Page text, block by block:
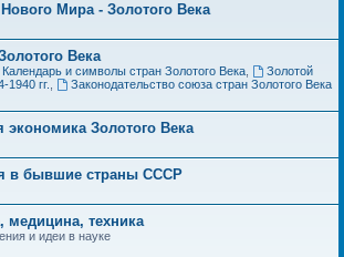
Мира - Золотого Века
Века
Календарь и символы стран Золотого Века,
Золотой
1940 гг.
Законодательство союза стран Золотого Века
экономика Золотого Века
в бывшие страны СССР
медицина, техника
и идеи в науке